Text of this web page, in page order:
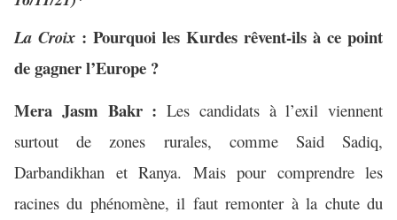
La Croix : Pourquoi les Kurdes rêvent-ils à ce point
de gagner l’Europe ?
Mera Jasm Bakr : Les candidats à l’exil viennent
surtout de zones rurales, comme Said Sadiq,
Darbandikhan et Ranya. Mais pour comprendre les
racines du phénomène, il faut remonter à la chute du